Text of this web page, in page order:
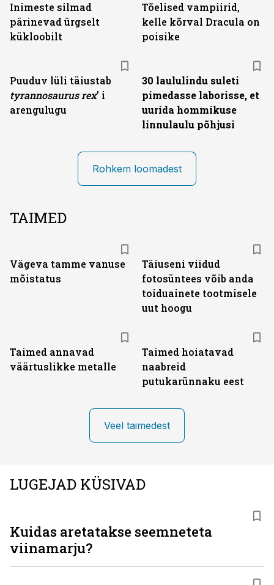
Inimeste silmad
pärinevad ürgselt
kükloobilt
Tõelised vampiirid,
kelle kõrval Dracula on
poisike
Puuduv lüli täiustab
tyranno­saurus rex’ i
arengulugu
30 laululindu suleti
pimedasse laborisse, et
uurida hommikuse
linnulaulu põhjusi
Rohkem loomadest
TAIMED
Vägeva tamme vanuse
mõistatus
Täiuseni viidud
fotosüntees võib anda
toiduainete tootmisele
uut hoogu
Taimed annavad
väärtuslikke metalle
Taimed hoiatavad
naabreid
putukarünnaku eest
Veel taimedest
LUGEJAD KÜSIVAD
Kuidas aretatakse seemneteta
viinamarju?